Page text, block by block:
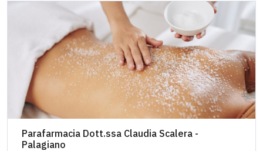
Parafarmacia Dott.ssa Claudia Scalera -
Palagiano